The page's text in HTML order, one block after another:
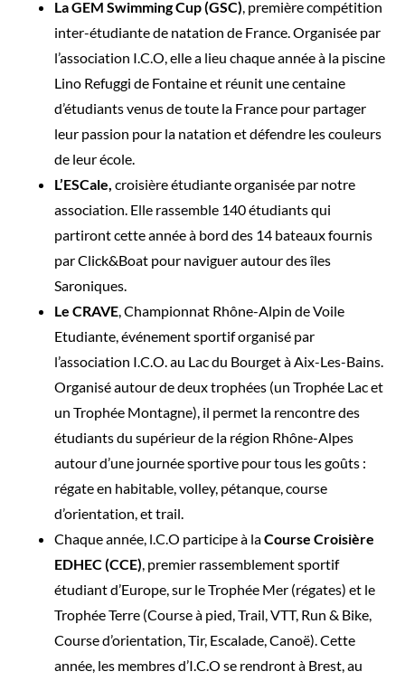
La GEM Swimming Cup (GSC), première compétition
inter-étudiante de natation de France. Organisée par
l’association I.C.O, elle a lieu chaque année à la piscine
Lino Refuggi de Fontaine et réunit une centaine
d’étudiants venus de toute la France pour partager
leur passion pour la natation et défendre les couleurs
de leur école.
L’ESCale, croisière étudiante organisée par notre
association. Elle rassemble 140 étudiants qui
partiront cette année à bord des 14 bateaux fournis
par Click&Boat pour naviguer autour des îles
Saroniques.
Le CRAVE, Championnat Rhône-Alpin de Voile
Etudiante, événement sportif organisé par
l’association I.C.O. au Lac du Bourget à Aix-Les-Bains.
Organisé autour de deux trophées (un Trophée Lac et
un Trophée Montagne), il permet la rencontre des
étudiants du supérieur de la région Rhône-Alpes
autour d’une journée sportive pour tous les goûts :
régate en habitable, volley, pétanque, course
d’orientation, et trail.
Chaque année, l.C.O participe à laCourse Croisière
EDHEC (CCE), premier rassemblement sportif
étudiant d’Europe, sur le Trophée Mer (régates) et le
Trophée Terre (Course à pied, Trail, VTT, Run & Bike,
Course d’orientation, Tir, Escalade, Canoë). Cette
année, les membres d’I.C.O se rendront à Brest, au